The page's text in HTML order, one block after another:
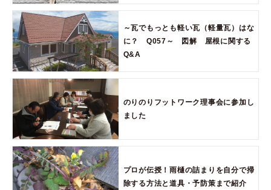
～瓦でもっとも軽い瓦（軽量瓦）はな
に？ Q057～ 図解 屋根に関する
Q&A
のりのりフットワーク理事会に参加し
ました
プロが伝授！雨樋の詰まりを自分で掃
除する方法と道具・予防策まで紹介